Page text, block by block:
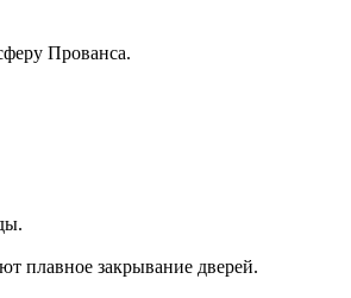
Прованса.
плавное закрывание дверей.